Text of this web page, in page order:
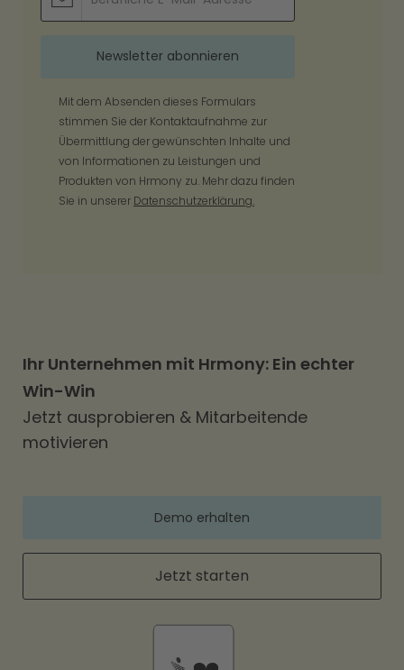
Mit dem Absenden dieses Formulars
stimmen Sie der Kontaktaufnahme zur
Übermittlung der gewünschten Inhalte und
von Informationen zu Leistungen und
Produkten von Hrmony zu. Mehr dazu finden
Sie in unserer Datenschutzerklärung.
Ihr Unternehmen mit Hrmony: Ein echter
Win-Win
Jetzt ausprobieren & Mitarbeitende
motivieren
Demo erhalten
Jetzt starten